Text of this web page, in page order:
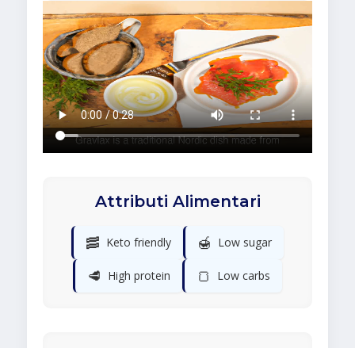
Attributi Alimentari
🥓 Keto friendly 🍯 Low sugar
🥩 High protein 🍞 Low carbs